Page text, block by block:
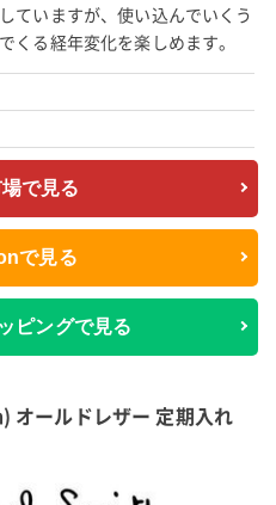
ていますが、使い込んでいくう
くる経年変化を楽しめます。
で見る
で見る
ピングで見る
ールドレザー 定期入れ